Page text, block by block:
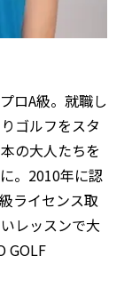
ロA級。就職し
ゴルフをスタ
の大人たちを
。2010年に認
ライセンス取
レッスンで大
GOLF